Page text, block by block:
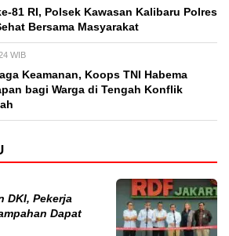
81 RI, Polsek Kawasan Kalibaru Polres
Bersama Masyarakat
WIB
Keamanan, Koops TNI Habema
bagi Warga di Tengah Konflik
DKI, Pekerja
Dapat